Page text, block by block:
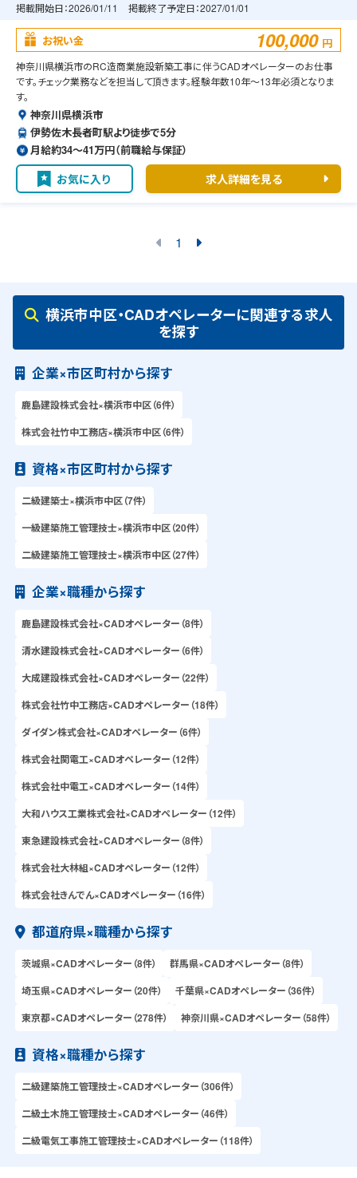
掲載開始日：2026/01/11 掲載終了予定日：2027/01/01
お祝い金 100,000 円
神奈川県横浜市のRC造商業施設新築工事に伴うCADオペレーターのお仕事
です。チェック業務などを担当して頂きます。経験年数10年～13年必須となりま
す。
神奈川県横浜市
伊勢佐木長者町駅より徒歩で5分
月給約34〜41万円（前職給与保証）
お気に入り 求人詳細を見る
1
横浜市中区・CADオペレーターに関連する求人
を探す
企業×市区町村から探す
鹿島建設株式会社×横浜市中区（6件）
株式会社竹中工務店×横浜市中区（6件）
資格×市区町村から探す
二級建築士×横浜市中区（7件）
一級建築施工管理技士×横浜市中区（20件）
二級建築施工管理技士×横浜市中区（27件）
企業×職種から探す
鹿島建設株式会社×CADオペレーター（8件）
清水建設株式会社×CADオペレーター（6件）
大成建設株式会社×CADオペレーター（22件）
株式会社竹中工務店×CADオペレーター（18件）
ダイダン株式会社×CADオペレーター（6件）
株式会社関電工×CADオペレーター（12件）
株式会社中電工×CADオペレーター（14件）
大和ハウス工業株式会社×CADオペレーター（12件）
東急建設株式会社×CADオペレーター（8件）
株式会社大林組×CADオペレーター（12件）
株式会社きんでん×CADオペレーター（16件）
都道府県×職種から探す
茨城県×CADオペレーター（8件）
群馬県×CADオペレーター（8件）
埼玉県×CADオペレーター（20件）
千葉県×CADオペレーター（36件）
東京都×CADオペレーター（278件）
神奈川県×CADオペレーター（58件）
資格×職種から探す
二級建築施工管理技士×CADオペレーター（306件）
二級土木施工管理技士×CADオペレーター（46件）
二級電気工事施工管理技士×CADオペレーター（118件）